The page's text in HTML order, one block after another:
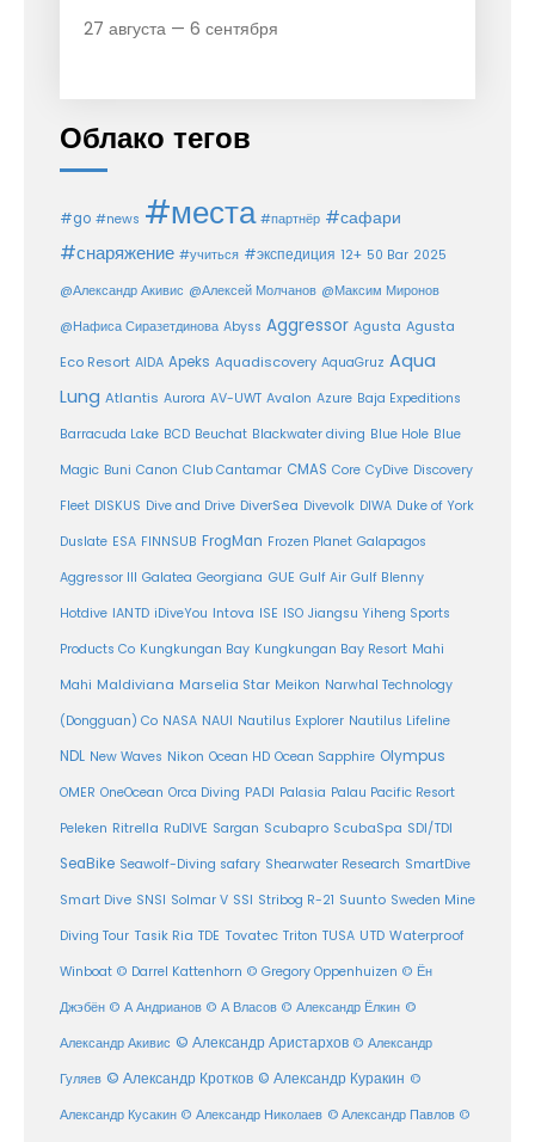
27 августа — 6 сентября
Облако тегов
#go #news #места #партнёр #сафари
#снаряжение #учиться #экспедиция 12+ 50 Bar 2025
@Александр Акивис @Алексей Молчанов @Максим Миронов
@Нафиса Сиразетдинова Abyss Aggressor Agusta Agusta
Eco Resort AIDA Apeks Aquadiscovery AquaGruz Aqua
Lung Atlantis Aurora AV-UWT Avalon Azure Baja Expeditions
Barracuda Lake BCD Beuchat Blackwater diving Blue Hole Blue
Magic Buni Canon Club Cantamar CMAS Core CyDive Discovery
Fleet DISKUS Dive and Drive DiverSea Divevolk DIWA Duke of York
Duslate ESA FINNSUB FrogMan Frozen Planet Galapagos
Aggressor III Galatea Georgiana GUE Gulf Air Gulf Blenny
Hotdive IANTD iDiveYou Intova ISE ISO Jiangsu Yiheng Sports
Products Co Kungkungan Bay Kungkungan Bay Resort Mahi
Mahi Maldiviana Marselia Star Meikon Narwhal Technology
(Dongguan) Co NASA NAUI Nautilus Explorer Nautilus Lifeline
NDL New Waves Nikon Ocean HD Ocean Sapphire Olympus
OMER OneOcean Orca Diving PADI Palasia Palau Pacific Resort
Peleken Ritrella RuDIVE Sargan Scubapro ScubaSpa SDI/TDI
SeaBike Seawolf-Diving safary Shearwater Research SmartDive
Smart Dive SNSI Solmar V SSI Stribog R-21 Suunto Sweden Mine
Diving Tour Tasik Ria TDE Tovatec Triton TUSA UTD Waterproof
Winboat © Darrel Kattenhorn © Gregory Oppenhuizen © Ён
Джэбён © А Андрианов © А Власов © Александр Ёлкин ©
Александр Акивис © Александр Аристархов © Александр
Гуляев © Александр Кротков © Александр Куракин ©
Александр Кусакин © Александр Николаев © Александр Павлов ©